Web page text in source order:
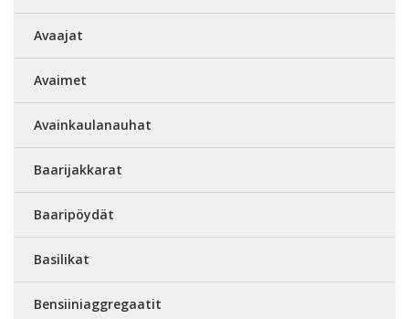
Avaajat
Avaimet
Avainkaulanauhat
Baarijakkarat
Baaripöydät
Basilikat
Bensiiniaggregaatit